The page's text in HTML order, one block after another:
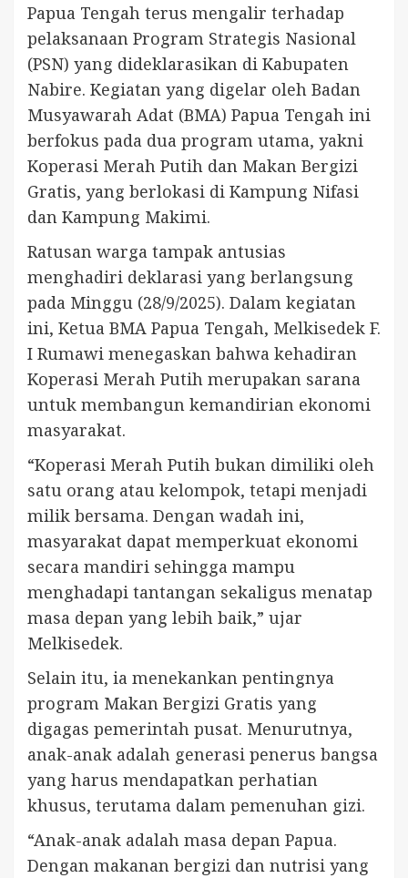
Papua Tengah terus mengalir terhadap
pelaksanaan Program Strategis Nasional
(PSN) yang dideklarasikan di Kabupaten
Nabire. Kegiatan yang digelar oleh Badan
Musyawarah Adat (BMA) Papua Tengah ini
berfokus pada dua program utama, yakni
Koperasi Merah Putih dan Makan Bergizi
Gratis, yang berlokasi di Kampung Nifasi
dan Kampung Makimi.
Ratusan warga tampak antusias
menghadiri deklarasi yang berlangsung
pada Minggu (28/9/2025). Dalam kegiatan
ini, Ketua BMA Papua Tengah, Melkisedek F.
I Rumawi menegaskan bahwa kehadiran
Koperasi Merah Putih merupakan sarana
untuk membangun kemandirian ekonomi
masyarakat.
“Koperasi Merah Putih bukan dimiliki oleh
satu orang atau kelompok, tetapi menjadi
milik bersama. Dengan wadah ini,
masyarakat dapat memperkuat ekonomi
secara mandiri sehingga mampu
menghadapi tantangan sekaligus menatap
masa depan yang lebih baik,” ujar
Melkisedek.
Selain itu, ia menekankan pentingnya
program Makan Bergizi Gratis yang
digagas pemerintah pusat. Menurutnya,
anak-anak adalah generasi penerus bangsa
yang harus mendapatkan perhatian
khusus, terutama dalam pemenuhan gizi.
“Anak-anak adalah masa depan Papua.
Dengan makanan bergizi dan nutrisi yang